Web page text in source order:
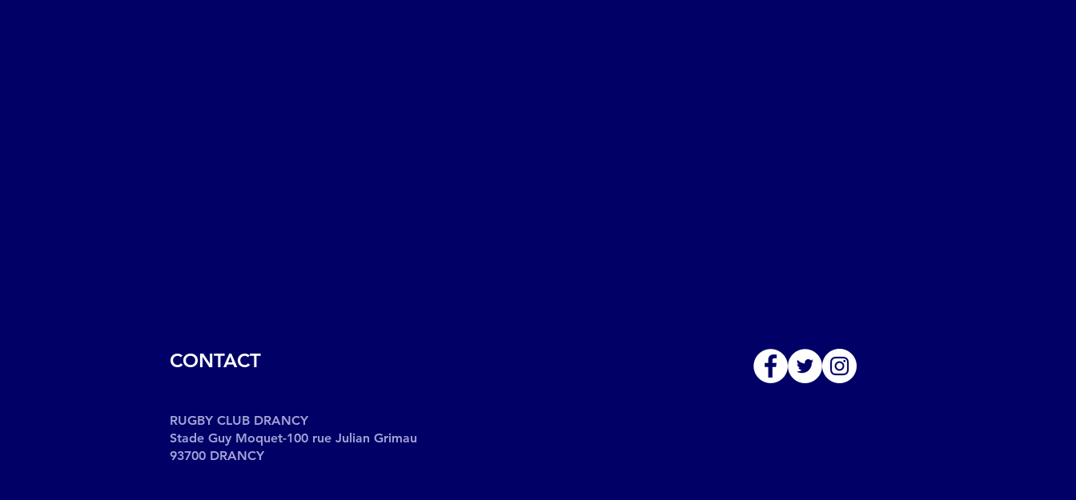
CONTACT
RUGBY CLUB DRANCY
Stade Guy Moquet-100 rue Julian Grimau
93700 DRANCY